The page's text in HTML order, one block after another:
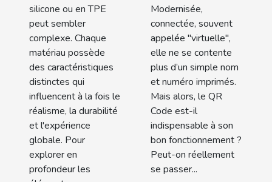
silicone ou en TPE
peut sembler
complexe. Chaque
matériau possède
des caractéristiques
distinctes qui
influencent à la fois le
réalisme, la durabilité
et l'expérience
globale. Pour
explorer en
profondeur les
Modernisée,
connectée, souvent
appelée "virtuelle",
elle ne se contente
plus d’un simple nom
et numéro imprimés.
Mais alors, le QR
Code est-il
indispensable à son
bon fonctionnement ?
Peut-on réellement
se passer...